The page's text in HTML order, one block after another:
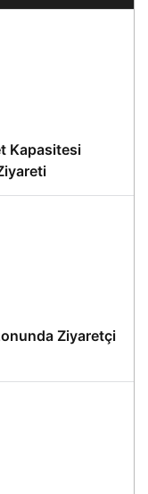
Kapasitesi
Ziyaretçi